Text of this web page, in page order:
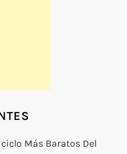
Más Baratos Del